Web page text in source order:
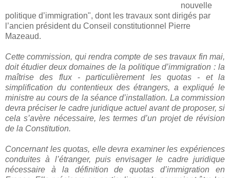
nouvelle
politique d’immigration", dont les travaux sont dirigés par
l’ancien président du Conseil constitutionnel Pierre
Mazeaud.
Cette commission, qui rendra compte de ses travaux fin mai,
doit étudier deux domaines de la politique d’immigration : la
maîtrise des flux - particulièrement les quotas - et la
simplification du contentieux des étrangers, a expliqué le
ministre au cours de la séance d’installation. La commission
devra préciser le cadre juridique actuel avant de proposer, si
cela s’avère nécessaire, les termes d’un projet de révision
de la Constitution.
Concernant les quotas, elle devra examiner les expériences
conduites à l’étranger, puis envisager le cadre juridique
nécessaire à la définition de quotas d’immigration en